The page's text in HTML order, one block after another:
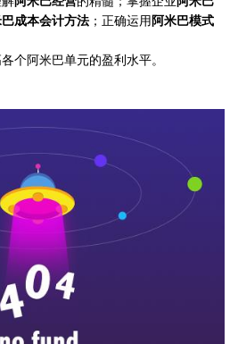
巴成本会计方法 ；正确运用 阿米巴模式
个阿米巴单元的盈利水平。